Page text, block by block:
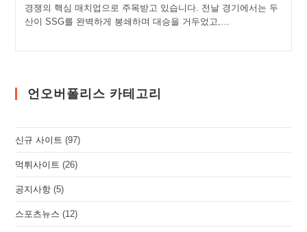
경쟁의 핵심 매치업으로 주목받고 있습니다. 전날 경기에서는 두
산이 SSG를 완벽하게 봉쇄하며 대승을 거두었고,…
언오버폴리스 카테고리
신규 사이트 (97)
먹튀사이트 (26)
공지사항 (5)
스포츠뉴스 (12)